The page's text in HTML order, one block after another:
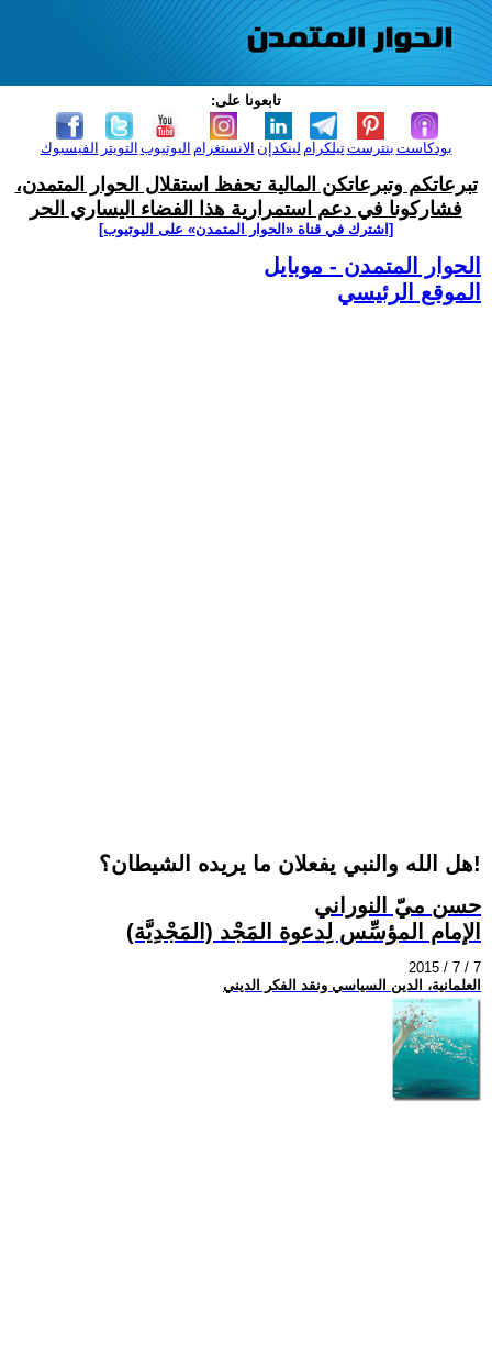
تابعونا على:
الفيسبوك التويتر اليوتيوب الانستغرام لينكدإن تيلكرامبنترست بودكاست
تبرعاتكم وتبرعاتكن المالية تحفظ استقلال الحوار المتمدن،
فشاركونا في دعم استمرارية هذا الفضاء اليساري الحر
[اشترك في قناة ‫«الحوار المتمدن» على اليوتيوب]
الحوار المتمدن - موبايل
الموقع الرئيسي
هل الله والنبي يفعلان ما يريده الشيطان؟!
حسن ميّ النوراني
الإمام المؤسِّس لِدعوة المَجْد (المَجْدِيَّة)
2015 / 7 / 7
العلمانية، الدين السياسي ونقد الفكر الديني